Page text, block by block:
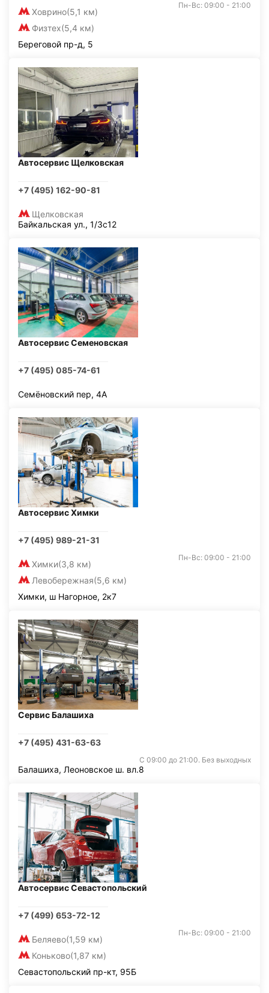
Ховрино(5,1 км)
Физтех(5,4 км)
Пн-Вс: 09:00 - 21:00
Береговой пр-д, 5
Автосервис Щелковская
+7 (495) 162-90-81
Щелковская
Байкальская ул., 1/3с12
Автосервис Семеновская
+7 (495) 085-74-61
Семёновский пер, 4А
Автосервис Химки
+7 (495) 989-21-31
Химки(3,8 км)
Левобережная(5,6 км)
Пн-Вс: 09:00 - 21:00
Химки, ш Нагорное, 2к7
Сервис Балашиха
+7 (495) 431-63-63
С 09:00 до 21:00. Без выходных
Балашиха, Леоновское ш. вл.8
Автосервис Севастопольский
+7 (499) 653-72-12
Беляево(1,59 км)
Коньково(1,87 км)
Пн-Вс: 09:00 - 21:00
Севастопольский пр-кт, 95Б